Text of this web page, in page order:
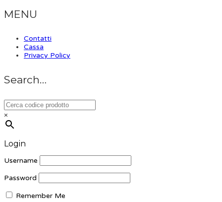
MENU
Contatti
Cassa
Privacy Policy
Search…
×
Login
Username
Password
Remember Me